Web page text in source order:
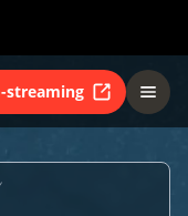
streaming